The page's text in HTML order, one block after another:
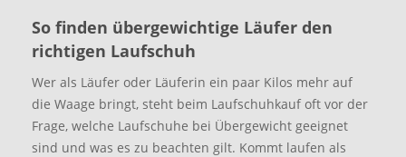
So finden übergewichtige Läufer den
richtigen Laufschuh
Wer als Läufer oder Läuferin ein paar Kilos mehr auf
die Waage bringt, steht beim Laufschuhkauf oft vor der
Frage, welche Laufschuhe bei Übergewicht geeignet
sind und was es zu beachten gilt. Kommt laufen als